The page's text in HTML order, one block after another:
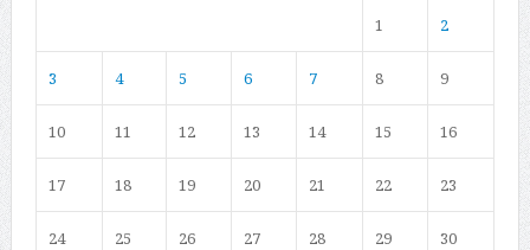
1 2
3 4 5 6 7 8 9
10 11 12 13 14 15 16
17 18 19 20 21 22 23
24 25 26 27 28 29 30